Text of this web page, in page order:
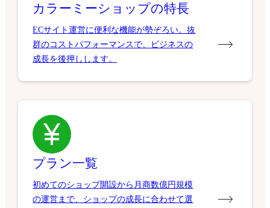
カラーミーショップの特長
ECサイト運営に便利な機能が勢ぞろい。抜
群のコストパフォーマンスで、ビジネスの
成長を後押しします。
プラン一覧
初めてのショップ開設から月商数億円規模
の運営まで、ショップの成長に合わせて選